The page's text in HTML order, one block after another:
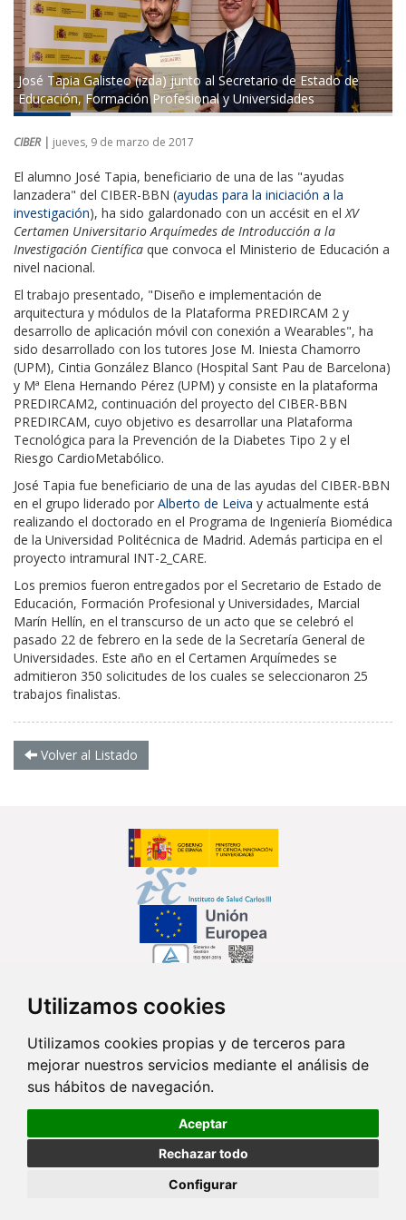
Utilizamos cookies
Utilizamos cookies propias y de terceros para
mejorar nuestros servicios mediante el análisis de
sus hábitos de navegación.
Aceptar
Rechazar todo
Configurar
José Tapia Galisteo (izda) junto al Secretario de Estado de
Educación, Formación Profesional y Universidades
CIBER | jueves, 9 de marzo de 2017
El alumno José Tapia, beneficiario de una de las "ayudas
lanzadera" del CIBER-BBN (ayudas para la iniciación a la
investigación), ha sido galardonado con un accésit en elXV
Certamen Universitario Arquímedes de Introducción a la
Investigación Científica que convoca el Ministerio de Educación a
nivel nacional.
El trabajo presentado, "Diseño e implementación de
arquitectura y módulos de la Plataforma PREDIRCAM 2 y
desarrollo de aplicación móvil con conexión a Wearables", ha
sido desarrollado con los tutores Jose M. Iniesta Chamorro
(UPM), Cintia González Blanco (Hospital Sant Pau de Barcelona)
y Mª Elena Hernando Pérez (UPM) y consiste en la plataforma
PREDIRCAM2, continuación del proyecto del CIBER-BBN
PREDIRCAM, cuyo objetivo es desarrollar una Plataforma
Tecnológica para la Prevención de la Diabetes Tipo 2 y el
Riesgo CardioMetabólico.
José Tapia fue beneficiario de una de las ayudas del CIBER-BBN
en el grupo liderado por Alberto de Leiva y actualmente está
realizando el doctorado en el Programa de Ingeniería Biomédica
de la Universidad Politécnica de Madrid. Además participa en el
proyecto intramural INT-2_CARE.
Los premios fueron entregados por el Secretario de Estado de
Educación, Formación Profesional y Universidades, Marcial
Marín Hellín, en el transcurso de un acto que se celebró el
pasado 22 de febrero en la sede de la Secretaría General de
Universidades. Este año en el Certamen Arquímedes se
admitieron 350 solicitudes de los cuales se seleccionaron 25
trabajos finalistas.
Volver al Listado
Síguenos en...
Contacto
Av. Monforte de Lemos, 3-5. Pabellón 11. Planta 0 28029 Madrid
info@ciberisciii.es
Política de Privacidad
| Portal de Transparencia